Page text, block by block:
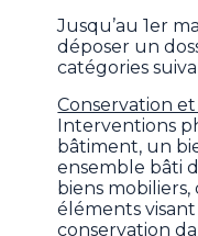
Jusqu’au 1er
déposer un
catégories
Conservation
Interventions
bâtiment, un
ensemble bâti
biens
éléments
conservation